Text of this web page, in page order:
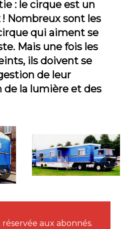
: le cirque est un
Nombreux sont les
qui aiment se
Mais une fois les
ils doivent se
de leur
de la lumière et des
réservée aux abonnés.